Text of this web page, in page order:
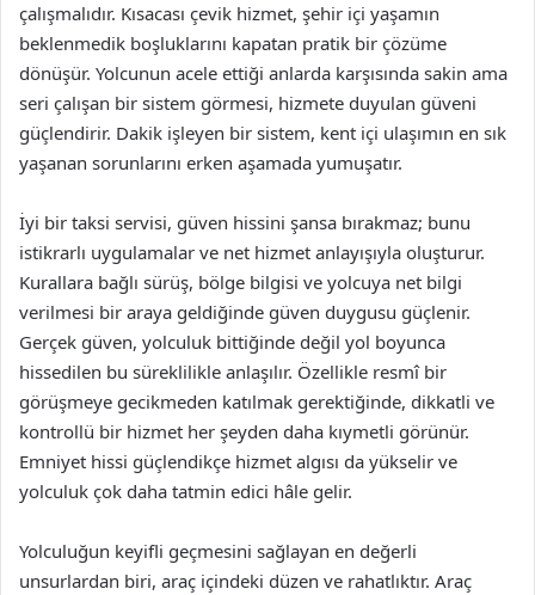
çalışmalıdır. Kısacası çevik hizmet, şehir içi yaşamın
beklenmedik boşluklarını kapatan pratik bir çözüme
dönüşür. Yolcunun acele ettiği anlarda karşısında sakin ama
seri çalışan bir sistem görmesi, hizmete duyulan güveni
güçlendirir. Dakik işleyen bir sistem, kent içi ulaşımın en sık
yaşanan sorunlarını erken aşamada yumuşatır.
İyi bir taksi servisi, güven hissini şansa bırakmaz; bunu
istikrarlı uygulamalar ve net hizmet anlayışıyla oluşturur.
Kurallara bağlı sürüş, bölge bilgisi ve yolcuya net bilgi
verilmesi bir araya geldiğinde güven duygusu güçlenir.
Gerçek güven, yolculuk bittiğinde değil yol boyunca
hissedilen bu süreklilikle anlaşılır. Özellikle resmî bir
görüşmeye gecikmeden katılmak gerektiğinde, dikkatli ve
kontrollü bir hizmet her şeyden daha kıymetli görünür.
Emniyet hissi güçlendikçe hizmet algısı da yükselir ve
yolculuk çok daha tatmin edici hâle gelir.
Yolculuğun keyifli geçmesini sağlayan en değerli
unsurlardan biri, araç içindeki düzen ve rahatlıktır. Araç